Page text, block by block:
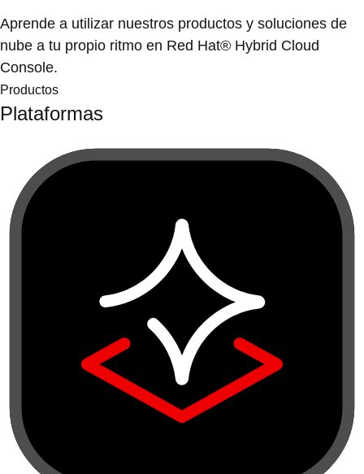
Aprende a utilizar nuestros productos y soluciones de
nube a tu propio ritmo en Red Hat® Hybrid Cloud
Console.
Productos
Plataformas